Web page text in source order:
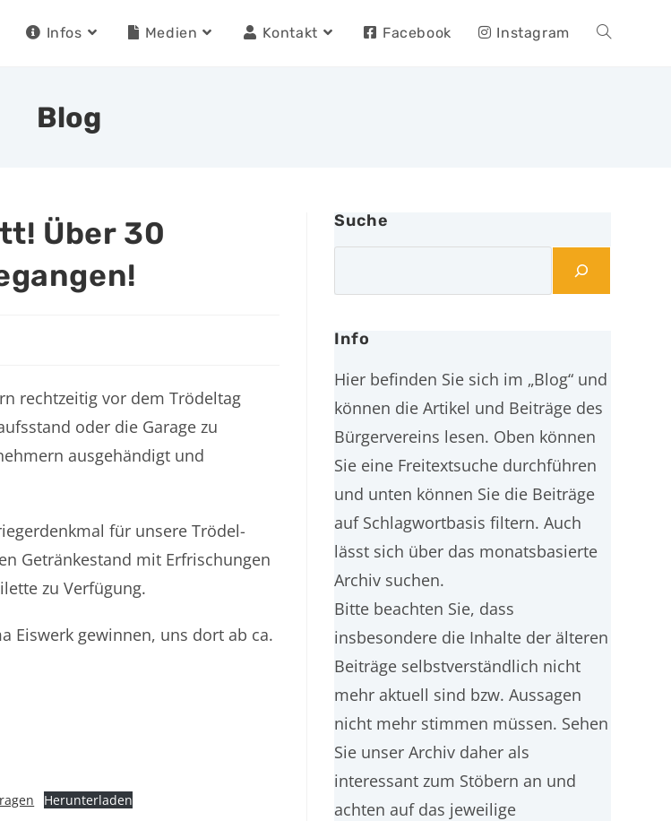
Infos Medien Kontakt Facebook Instagram
Blog
Über 30
rechtzeitig vor dem Trödeltag
oder die Garage zu
ausgehändigt und
für unsere Trödel-
Getränkestand mit Erfrischungen
zu Verfügung.
Eiswerk gewinnen, uns dort ab ca.
Herunterladen
Suche
Info
Hier befinden Sie sich im „Blog“ und
können die Artikel und Beiträge des
Bürgervereins lesen. Oben können
Sie eine Freitextsuche durchführen
und unten können Sie die Beiträge
auf Schlagwortbasis filtern. Auch
lässt sich über das monatsbasierte
Archiv suchen.
Bitte beachten Sie, dass
insbesondere die Inhalte der älteren
Beiträge selbstverständlich nicht
mehr aktuell sind bzw. Aussagen
nicht mehr stimmen müssen. Sehen
Sie unser Archiv daher als
interessant zum Stöbern an und
achten auf das jeweilige